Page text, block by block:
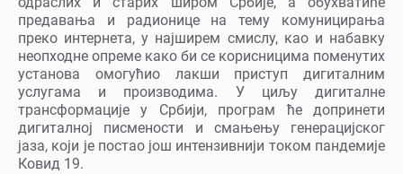
предавања и радионице на тему комуницирања
преко интернета, у најширем смислу, као и набавку
неопходне опреме како би се корисницима поменутих
установа омогућио лакши приступ дигиталним
услугама и производима. У циљу дигиталне
трансформације у Србији, програм ће допринети
дигиталној писмености и смањењу генерацијског
јаза, који је постао још интензивнији током пандемије
Ковид 19.